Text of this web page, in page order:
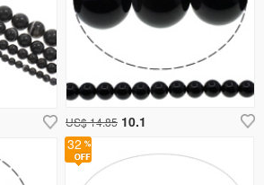
US$ 14.85 10.1
32